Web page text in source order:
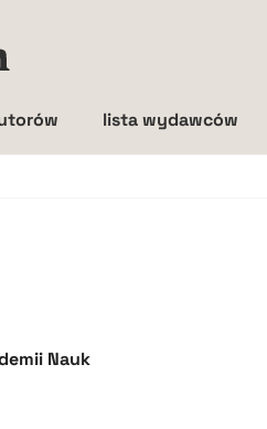
lista wydawców
Nauk